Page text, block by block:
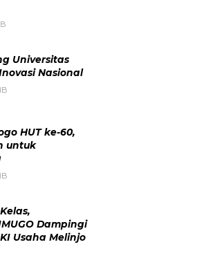
Universitas
Nasional
HUT ke-60,
untuk
Dampingi
Usaha Melinjo